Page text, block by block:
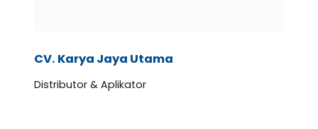
CV. Karya Jaya Utama
Distributor & Aplikator